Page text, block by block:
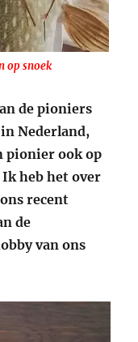
op snoek
de pioniers
Nederland,
pionier ook op
heb het over
recent
de
van ons